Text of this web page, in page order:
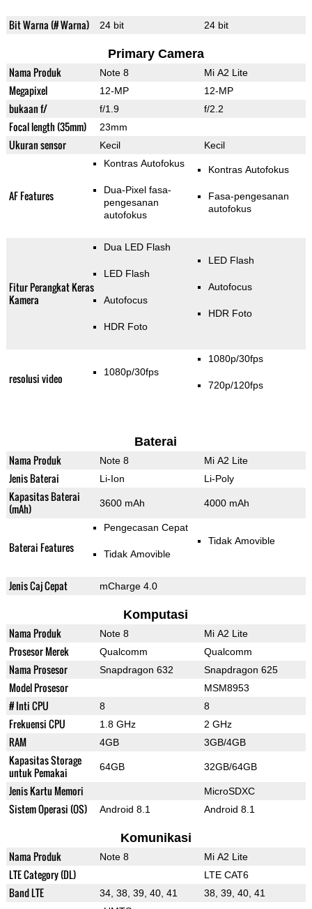
Bit Warna (# Warna) 24 bit 24 bit
Primary Camera
Nama Produk Note 8 Mi A2 Lite
Megapixel 12-MP 12-MP
bukaan f/ f/1.9 f/2.2
Focal length (35mm) 23mm
Ukuran sensor Kecil Kecil
AF Features
Kontras Autofokus
Dua-Pixel fasa-
pengesanan
autofokus
Kontras Autofokus
Fasa-pengesanan
autofokus
Fitur Perangkat Keras
Kamera
Dua LED Flash
LED Flash
Autofocus
HDR Foto
LED Flash
Autofocus
HDR Foto
resolusi video 1080p/30fps
1080p/30fps
720p/120fps
Baterai
Nama Produk Note 8 Mi A2 Lite
Jenis Baterai Li-Ion Li-Poly
Kapasitas Baterai
(mAh)
3600 mAh 4000 mAh
Baterai Features
Pengecasan Cepat
Tidak Amovible
Tidak Amovible
Jenis Caj Cepat mCharge 4.0
Komputasi
Nama Produk Note 8 Mi A2 Lite
Prosesor Merek Qualcomm Qualcomm
Nama Prosesor Snapdragon 632 Snapdragon 625
Model Prosesor MSM8953
# Inti CPU 8 8
Frekuensi CPU 1.8 GHz 2 GHz
RAM 4GB 3GB/4GB
Kapasitas Storage
untuk Pemakai
64GB 32GB/64GB
Jenis Kartu Memori MicroSDXC
Sistem Operasi (OS) Android 8.1 Android 8.1
Komunikasi
Nama Produk Note 8 Mi A2 Lite
LTE Category (DL) LTE CAT6
Band LTE 34, 38, 39, 40, 41
38, 39, 40, 41